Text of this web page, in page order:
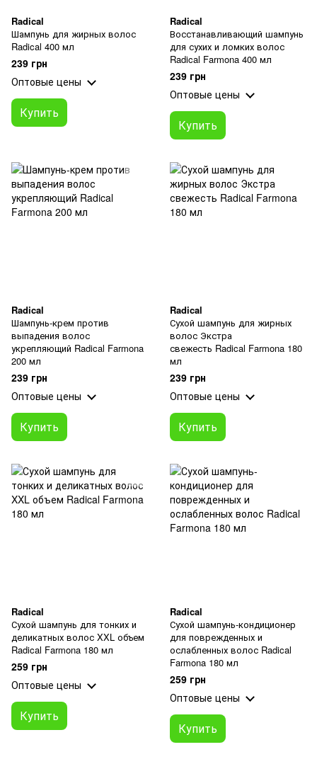
Radical
Шампунь для жирных волос
Radical 400 мл
239 грн
Оптовые цены
Купить
Radical
Восстанавливающий шампунь
для сухих и ломких волос
Radical Farmona 400 мл
239 грн
Оптовые цены
Купить
Radical
Шампунь-крем против
выпадения волос
укрепляющий Radical Farmona
200 мл
239 грн
Оптовые цены
Купить
Radical
Сухой шампунь для жирных
волос Экстра
свежесть Radical Farmona 180
мл
239 грн
Оптовые цены
Купить
Radical
Сухой шампунь для тонких и
деликатных волос XXL объем
Radical Farmona 180 мл
259 грн
Оптовые цены
Купить
Radical
Сухой шампунь-кондиционер
для поврежденных и
ослабленных волос Radical
Farmona 180 мл
259 грн
Оптовые цены
Купить